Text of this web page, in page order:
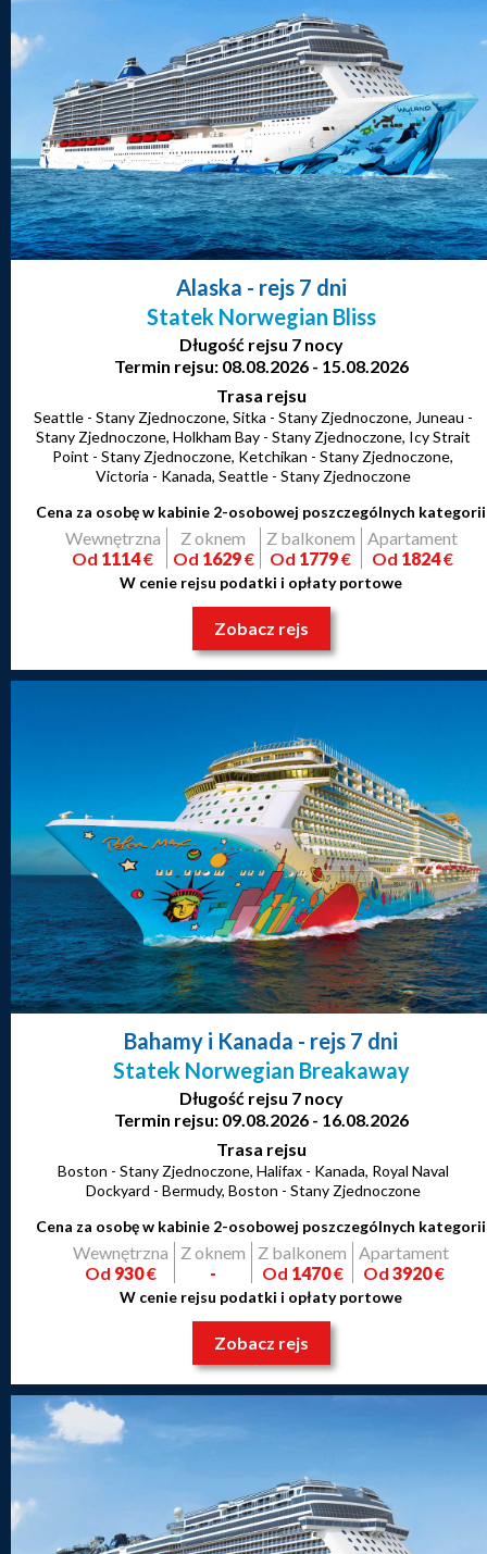
Alaska - rejs 7 dni
Statek Norwegian Bliss
Długość rejsu 7 nocy
Termin rejsu: 08.08.2026 - 15.08.2026
Trasa rejsu
Seattle - Stany Zjednoczone, Sitka - Stany Zjednoczone, Juneau -
Stany Zjednoczone, Holkham Bay - Stany Zjednoczone, Icy Strait
Point - Stany Zjednoczone, Ketchikan - Stany Zjednoczone,
Victoria - Kanada, Seattle - Stany Zjednoczone
Cena za osobę w kabinie 2-osobowej poszczególnych kategorii
Wewnętrzna
Od 1114€
Z oknem
Od 1629€
Z balkonem
Od 1779€
Apartament
Od 1824€
W cenie rejsu podatki i opłaty portowe
Zobacz rejs
Bahamy i Kanada - rejs 7 dni
Statek Norwegian Breakaway
Długość rejsu 7 nocy
Termin rejsu: 09.08.2026 - 16.08.2026
Trasa rejsu
Boston - Stany Zjednoczone, Halifax - Kanada, Royal Naval
Dockyard - Bermudy, Boston - Stany Zjednoczone
Cena za osobę w kabinie 2-osobowej poszczególnych kategorii
Wewnętrzna
Od 930€
Z oknem
-
Z balkonem
Od 1470€
Apartament
Od 3920€
W cenie rejsu podatki i opłaty portowe
Zobacz rejs